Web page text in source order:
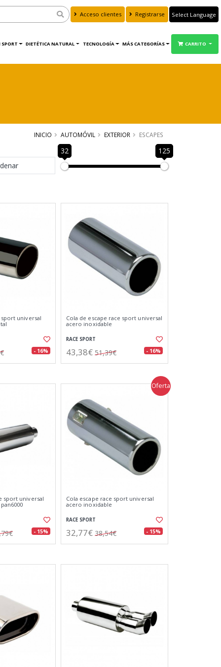
Acceso clientes Registrarse
Translate
DIETÉTICA NATURAL TECNOLOGÍA MÁS CATEGORÍAS CARRITO
INICIO AUTOMÓVIL EXTERIOR ESCAPES
32 125
sport universal
- 16%
Cola de escape race sport universal
acero inoxidable
RACE SPORT
43,38€ 51,39€ - 16%
sport universal
- 15%
Oferta
Cola escape race sport universal
acero inoxidable
RACE SPORT
32,77€ 38,54€ - 15%